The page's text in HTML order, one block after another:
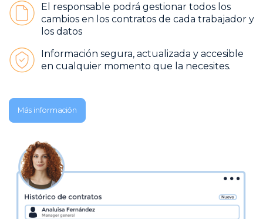
El responsable podrá gestionar todos los
cambios en los contratos de cada trabajador y
los datos
Información segura, actualizada y accesible
en cualquier momento que la necesites.
Más información